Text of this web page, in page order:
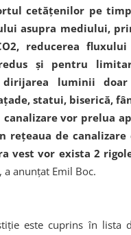
cetățenilor pe
asupra mediului,
reducerea
și pentru
dirijarea luminii
statui, biserică,
canalizare vor prelua
rețeaua de canalizare
vest vor exista 2
a anunțat Emil Boc.
este cuprins în lista